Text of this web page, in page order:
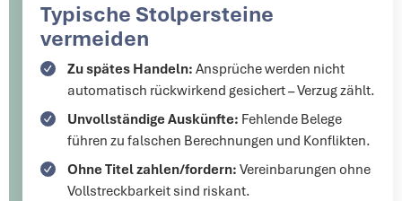
Typische Stolpersteine
vermeiden
Zu spätes Handeln: Ansprüche werden nicht
automatisch rückwirkend gesichert – Verzug zählt.
Unvollständige Auskünfte: Fehlende Belege
führen zu falschen Berechnungen und Konflikten.
Ohne Titel zahlen/fordern: Vereinbarungen ohne
Vollstreckbarkeit sind riskant.